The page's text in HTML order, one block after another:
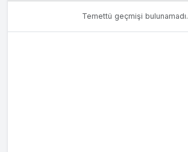
Temettü geçmişi bulunamadı.